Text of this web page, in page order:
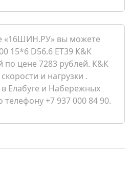
«16ШИН.РУ» вы можете
15*6 D56.6 ET39 К&К
цене 7283 рублей. К&К
и нагрузки .
Елабуге и Набережных
+7 937 000 84 90.